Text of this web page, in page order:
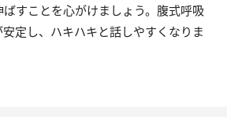
すことを心がけましょう。腹式呼吸
定し、ハキハキと話しやすくなりま